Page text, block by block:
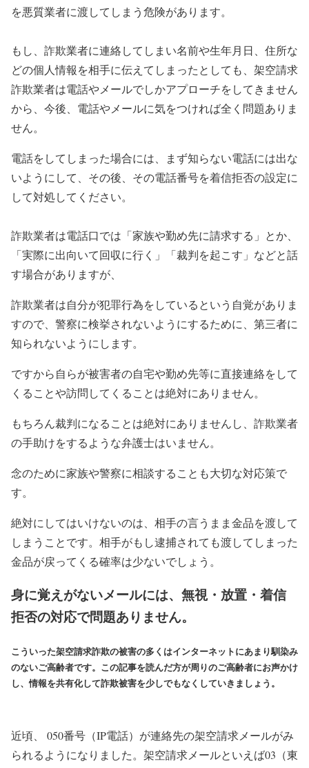
を悪質業者に渡してしまう危険があります。
もし、詐欺業者に連絡してしまい名前や生年月日、住所な
どの個人情報を相手に伝えてしまったとしても、架空請求
詐欺業者は電話やメールでしかアプローチをしてきません
から、今後、電話やメールに気をつければ全く問題ありま
せん。
電話をしてしまった場合には、まず知らない電話には出な
いようにして、その後、その電話番号を着信拒否の設定に
して対処してください。
詐欺業者は電話口では「家族や勤め先に請求する」とか、
「実際に出向いて回収に行く」「裁判を起こす」などと話
す場合がありますが、
詐欺業者は自分が犯罪行為をしているという自覚がありま
すので、警察に検挙されないようにするために、第三者に
知られないようにします。
ですから自らが被害者の自宅や勤め先等に直接連絡をして
くることや訪問してくることは絶対にありません。
もちろん裁判になることは絶対にありませんし、詐欺業者
の手助けをするような弁護士はいません。
念のために家族や警察に相談することも大切な対応策で
す。
絶対にしてはいけないのは、相手の言うまま金品を渡して
しまうことです。相手がもし逮捕されても渡してしまった
金品が戻ってくる確率は少ないでしょう。
身に覚えがないメールには、無視・放置・着信
拒否の対応で問題ありません。
こういった架空請求詐欺の被害の多くはインターネットにあまり馴染み
のないご高齢者です。この記事を読んだ方が周りのご高齢者にお声かけ
し、情報を共有化して詐欺被害を少しでもなくしていきましょう。
近頃、 050番号（IP電話）が連絡先の架空請求メールがみ
られるようになりました。架空請求メールといえば03（東